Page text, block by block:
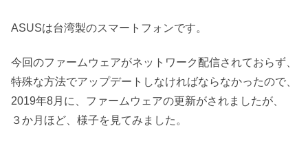
ASUSは台湾製のスマートフォンです。
今回のファームウェアがネットワーク配信されておらず、
特殊な方法でアップデートしなければならなかったので、
2019年8月に、ファームウェアの更新がされましたが、
３か月ほど、様子を見てみました。